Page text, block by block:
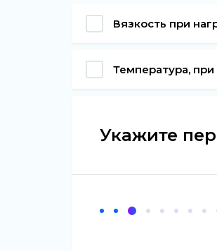
Вязкость при
Температура,
Укажите